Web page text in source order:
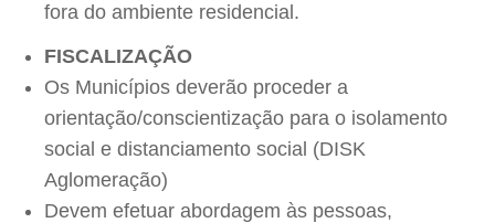
fora do ambiente residencial.
FISCALIZAÇÃO
Os Municípios deverão proceder a
orientação/conscientização para o isolamento
social e distanciamento social (DISK
Aglomeração)
Devem efetuar abordagem às pessoas,